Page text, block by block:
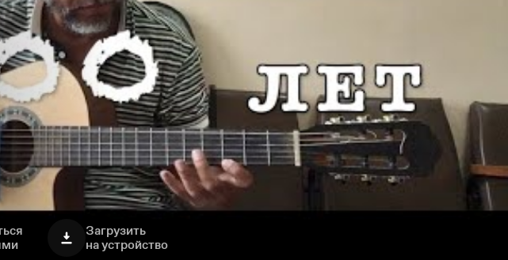
Загрузить
на устройство